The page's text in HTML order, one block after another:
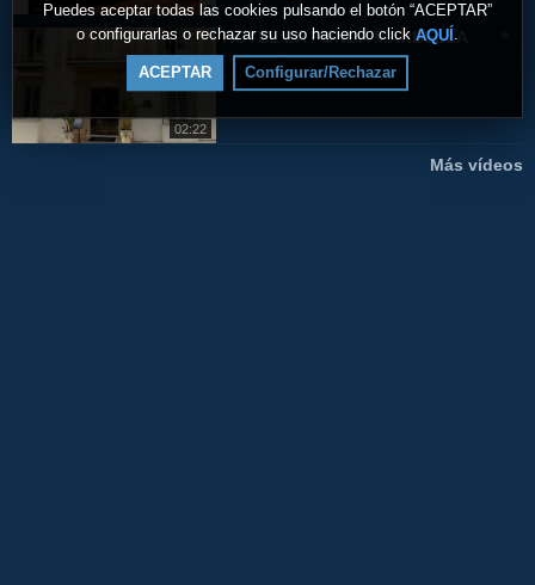
Puedes aceptar todas las cookies pulsando el botón “ACEPTAR”
o configurarlas o rechazar su uso haciendo click AQUÍ .
ACEPTAR Configurar/Rechazar
02:22
HOTEL LA FONDA MARBELLA
Hace un año
Más vídeos